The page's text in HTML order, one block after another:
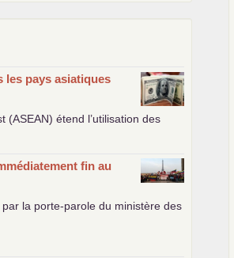
les pays asiatiques
(ASEAN) étend l’utilisation des
fin au
la porte-parole du ministère des